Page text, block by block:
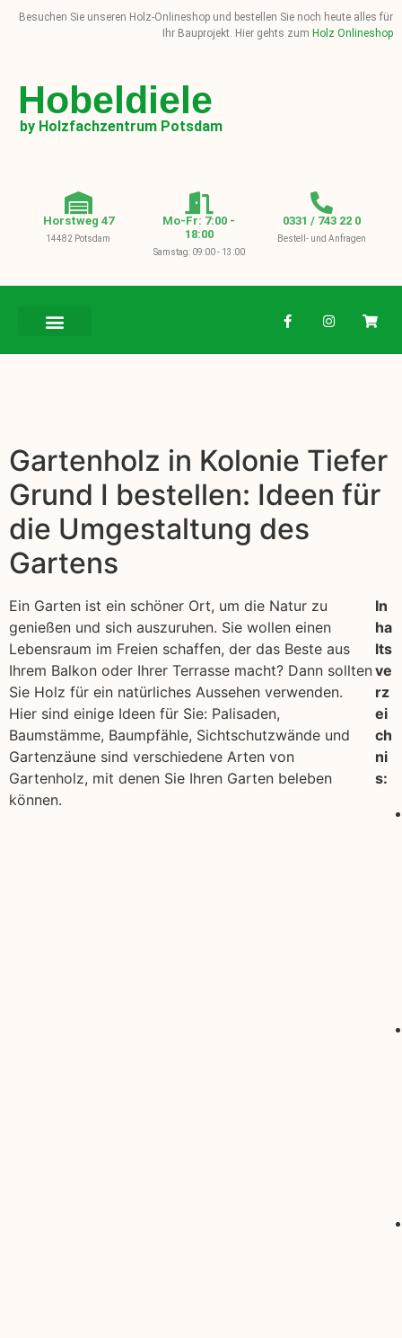
Besuchen Sie unseren Holz-Onlineshop und bestellen Sie noch heute alles für
Ihr Bauprojekt. Hier gehts zum Holz Onlineshop
Hobeldiele
by Holzfachzentrum Potsdam
Horstweg 47
14482 Potsdam
Mo-Fr: 7:00 -
18:00
Samstag: 09:00 - 13:00
0331 / 743 22 0
Bestell- und Anfragen
Gartenholz in Kolonie Tiefer
Grund I bestellen: Ideen für
die Umgestaltung des
Gartens
Ein Garten ist ein schöner Ort, um die Natur zu
genießen und sich auszuruhen. Sie wollen einen
Lebensraum im Freien schaffen, der das Beste aus
Ihrem Balkon oder Ihrer Terrasse macht? Dann sollten
Sie Holz für ein natürliches Aussehen verwenden.
Hier sind einige Ideen für Sie: Palisaden,
Baumstämme, Baumpfähle, Sichtschutzwände und
Gartenzäune sind verschiedene Arten von
Gartenholz, mit denen Sie Ihren Garten beleben
können.
In
ha
lts
ve
rz
ei
ch
ni
s: